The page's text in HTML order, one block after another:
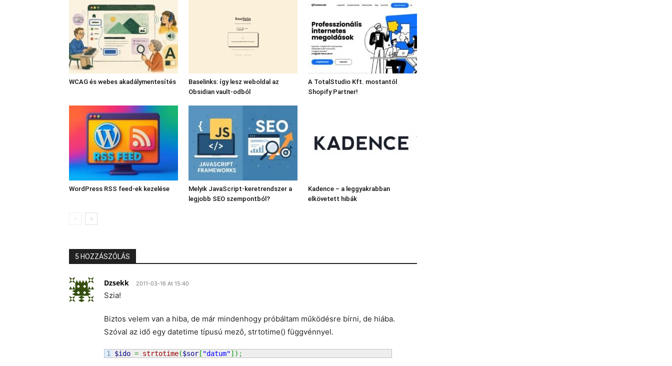
WCAG és webes akadálymentesítés
Baselinks: így lesz weboldal az
Obsidian vault-odból
A TotalStudio Kft. mostantól
Shopify Partner!
WordPress RSS feed-ek kezelése
Melyik JavaScript-keretrendszer a
legjobb SEO szempontból?
Kadence – a leggyakrabban
elkövetett hibák
5 HOZZÁSZÓLÁS
Dzsekk 2011-03-16 At 15:40
Szia!
Biztos velem van a hiba, de már mindenhogy próbáltam működésre bírni, de hiába.
Szóval az idő egy datetime típusú mező, strtotime() függvénnyel.
$ido = strtotime($sor[ "datum"] ) ;